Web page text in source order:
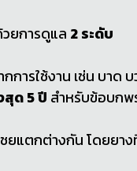
ยการดูแล 2 ระดับ
การใช้งาน เช่น บาด
ด 5 ปี สำหรับข้อบกพ
ยแตกต่างกัน โดยย